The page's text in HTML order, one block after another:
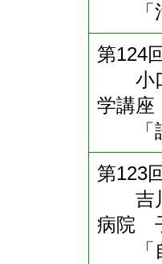
「活
第124
小口
学講座
「診
第123
吉川
病院
「自